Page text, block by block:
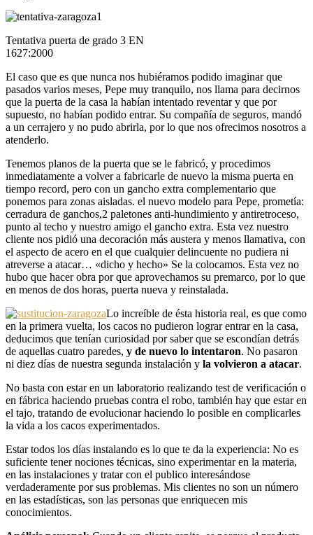
Tentativa puerta de grado 3 EN
1627:2000
El caso que es que nunca nos hubiéramos podido imaginar que
pasados varios meses, Pepe muy tranquilo, nos llama para decirnos
que la puerta de la casa la habían intentado reventar y que por
supuesto, no habían podido entrar. Su compañía de seguros, mandó
a un cerrajero y no pudo abrirla, por lo que nos ofrecimos nosotros a
atenderlo.
Tenemos planos de la puerta que se le fabricó, y procedimos
inmediatamente a volver a fabricarle de nuevo la misma puerta en
tiempo record, pero con un gancho extra complementario que
ponemos para zonas aisladas. el nuevo modelo para Pepe, prometía:
cerradura de ganchos,2 paletones anti-hundimiento y antiretroceso,
punto al techo y nuestro amigo el gancho extra. Esta vez nuestro
cliente nos pidió una decoración más austera y menos llamativa, con
el aspecto de acero en el que cualquier delincuente no pudiera ni
atreverse a atacar… «dicho y hecho» Se la colocamos. Esta vez no
hubo que hacer obra por que aprovechamos su premarco, por lo que
en menos de dos horas, puerta nueva y reinstalada.
Lo increíble de ésta historia real, es que como
en la primera vuelta, los cacos no pudieron lograr entrar en la casa,
deducimos que tenían curiosidad por saber que se escondían detrás
de aquellas cuatro paredes, y de nuevo lo intentaron. No pasaron
ni diez días de nuestra segunda instalación y la volvieron a atacar.
No basta con estar en un laboratorio realizando test de verificación o
en fábrica haciendo pruebas contra el robo, también hay que estar en
el tajo, tratando de evolucionar haciendo lo posible en complicarles
la vida a los cacos experimentados.
Estar todos los días instalando es lo que te da la experiencia: No es
suficiente tener nociones técnicas, sino experimentar en la materia,
en las instalaciones y tratar con el publico interesándose
verdaderamente por sus problemas. Mis clientes no son un número
en las estadísticas, son las personas que enriquecen mis
conocimientos.